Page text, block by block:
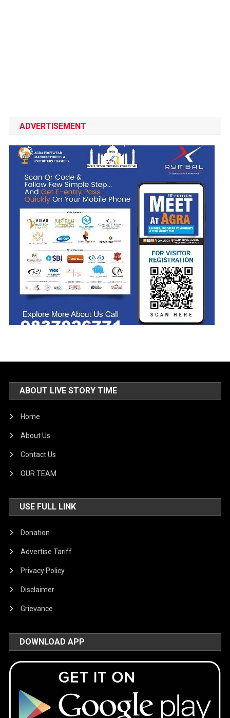
ADVERTISEMENT
ABOUT LIVE STORY TIME
Home
About Us
Contact Us
OUR TEAM
USE FULL LINK
Donation
Advertise Tariff
Privacy Policy
Disclaimer
Grievance
DOWNLOAD APP